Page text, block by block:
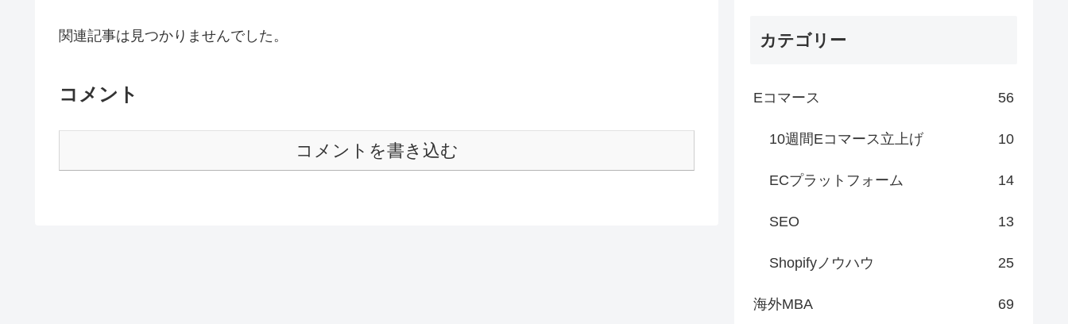
関連記事は見つかりませんでした。
コメント
コメントを書き込む
カテゴリー
Eコマース 56
10週間Eコマース立上げ 10
ECプラットフォーム 14
SEO 13
Shopifyノウハウ 25
海外MBA 69